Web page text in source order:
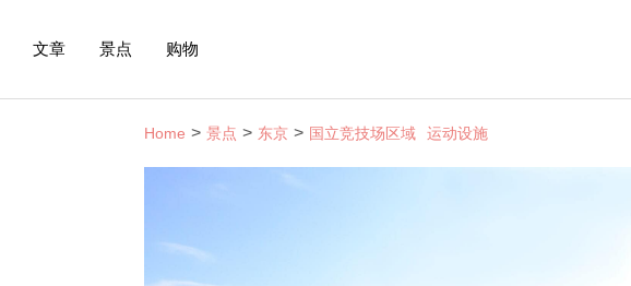
文章 景点 购物
Home 景点 东京 国立竞技场区域 运动设施